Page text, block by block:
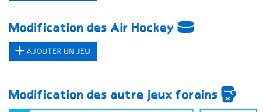
Modification des Air Hockey
AJOUTER UN JEU
Modification des autre jeux forains